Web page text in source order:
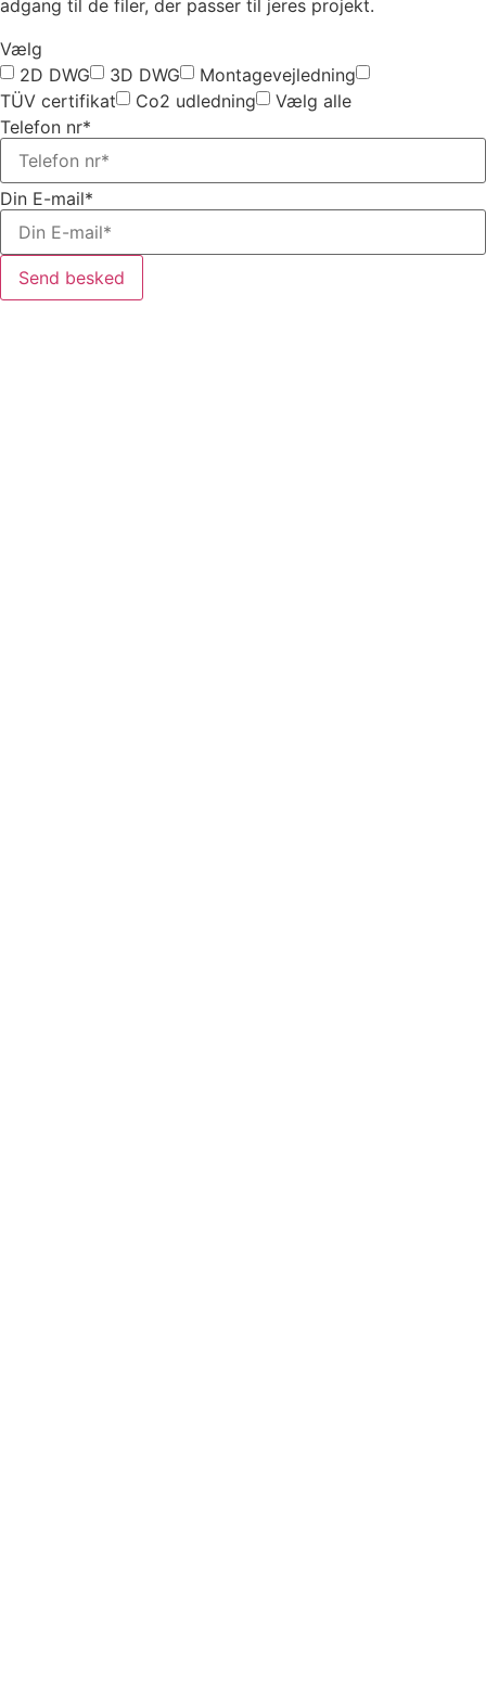
adgang til de filer, der passer til jeres projekt.
Vælg
2D DWG
3D DWG
Montagevejledning
TÜV certifikat
Co2 udledning
Vælg alle
Telefon nr*
Din E-mail*
Send besked